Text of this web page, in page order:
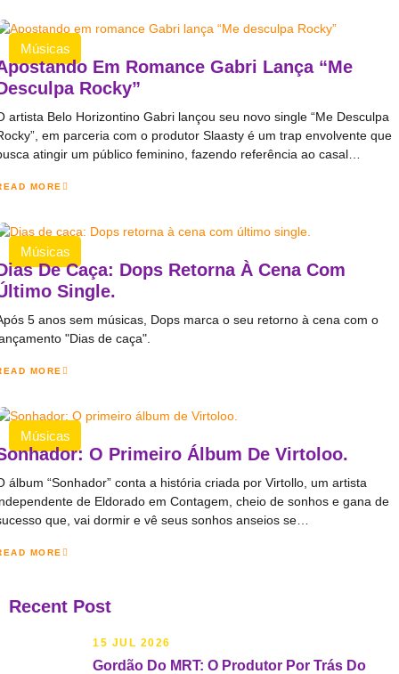
Músicas
Em Romance Gabri Lança “Me
Rocky”
artista Belo Horizontino Gabri lançou seu novo single “Me Desculpa
em parceria com o produtor Slaasty é um trap envolvente que
atingir um público feminino, fazendo referência ao casal…
MORE
Músicas
De Caça: Dops Retorna À Cena Com
Single.
5 anos sem músicas, Dops marca o seu retorno à cena com o
"Dias de caça".
MORE
Músicas
O Primeiro Álbum De Virtoloo.
álbum “Sonhador” conta a história criada por Virtollo, um artista
de Eldorado em Contagem, cheio de sonhos e gana de
que, vai dormir e vê seus sonhos anseios se…
MORE
Recent Post
15 JUL 2026
Gordão Do MRT: O Produtor Por Trás Do